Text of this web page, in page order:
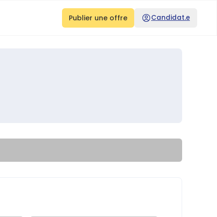
Publier une offre Candidat.e